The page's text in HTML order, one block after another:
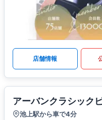
店舗情報
アーバンクラシック
池上駅から車で4分